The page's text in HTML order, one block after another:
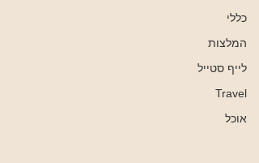
כללי
המלצות
לייף סטייל
Travel
אוכל